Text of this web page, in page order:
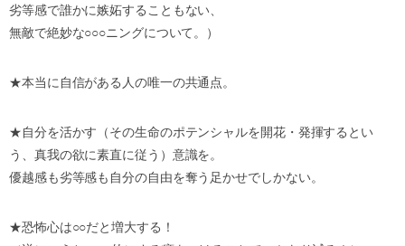
劣等感で誰かに嫉妬することもない、
無敵で絶妙な○○○ニングについて。）
★本当に自信がある人の唯一の共通点。
★自分を活かす（その生命のポテンシャルを開花・発揮するとい
う、真我の欲に素直に従う）意識を。
優越感も劣等感も自分の自由を奪う足かせでしかない。
★恐怖心は○○だと増大する！